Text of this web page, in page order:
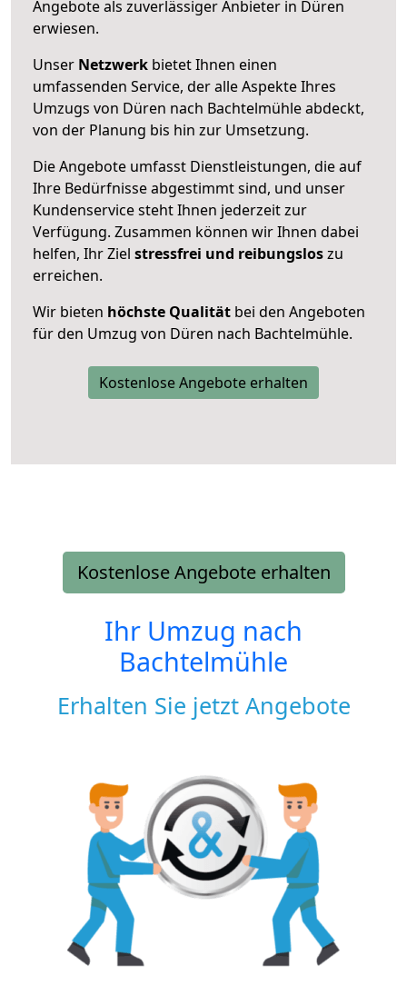
Angebote als zuverlässiger Anbieter in Düren
erwiesen.
Unser Netzwerk bietet Ihnen einen
umfassenden Service, der alle Aspekte Ihres
Umzugs von Düren nach Bachtelmühle abdeckt,
von der Planung bis hin zur Umsetzung.
Die Angebote umfasst Dienstleistungen, die auf
Ihre Bedürfnisse abgestimmt sind, und unser
Kundenservice steht Ihnen jederzeit zur
Verfügung. Zusammen können wir Ihnen dabei
helfen, Ihr Ziel stressfrei und reibungsloszu
erreichen.
Wir bieten höchste Qualität bei den Angeboten
für den Umzug von Düren nach Bachtelmühle.
Kostenlose Angebote erhalten
Kostenlose Angebote erhalten
Ihr Umzug nach
Bachtelmühle
Erhalten Sie jetzt Angebote